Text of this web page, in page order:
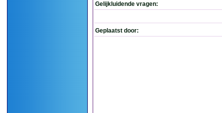
Gelijkluidende vragen:
Geplaatst door: